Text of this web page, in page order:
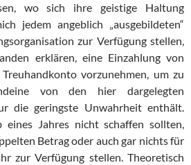
wo sich ihre geistige Haltung
jedem angeblich „ausgebildeten“
zur Verfügung stellen,
erklären, eine Einzahlung von
vorzunehmen, um zu
von den hier dargelegten
die geringste Unwahrheit enthält.
eines Jahres nicht schaffen sollten,
Betrag oder auch gar nichts für
zur Verfügung stellen. Theoretisch